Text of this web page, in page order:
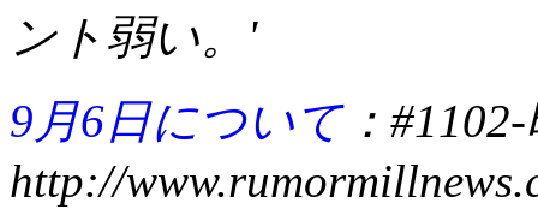
ント弱い。 '
9月6日について：
http://